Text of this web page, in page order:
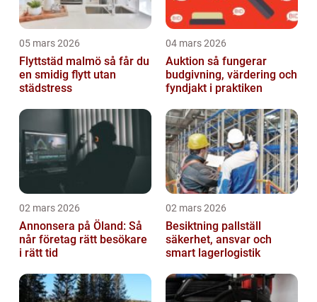
05 mars 2026
Flyttstäd malmö så får du
en smidig flytt utan
städstress
04 mars 2026
Auktion så fungerar
budgivning, värdering och
fyndjakt i praktiken
02 mars 2026
Annonsera på Öland: Så
når företag rätt besökare
i rätt tid
02 mars 2026
Besiktning pallställ
säkerhet, ansvar och
smart lagerlogistik